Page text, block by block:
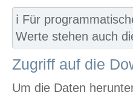
ℹ️ Für
Werte stehen auch
Zugriff auf die
Um die Daten